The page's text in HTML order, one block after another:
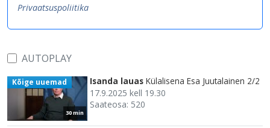
Privaatsuspoliitika
AUTOPLAY
30 min
Kõige uuemad Isanda lauas Külalisena Esa Juutalainen 2/2
17.9.2025 kell 19.30
Saateosa: 520